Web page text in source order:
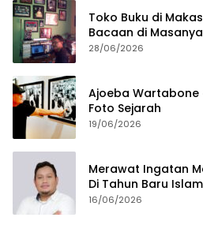
Toko Buku di
Bacaan di Masanya
28/06/2026
Ajoeba
Foto Sejarah
19/06/2026
Merawat Ingatan
Di Tahun Baru Islam
16/06/2026